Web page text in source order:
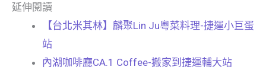
延伸閱讀
【台北米其林】麟聚Lin Ju粵菜料理-捷運小巨蛋
站
內湖咖啡廳CA.1 Coffee-搬家到捷運輔大站